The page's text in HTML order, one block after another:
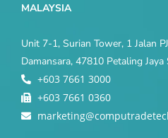
MALAYSIA
Unit 7-1, Surian Tower, 1 Jalan
Damansara, 47810 Petaling
+603 7661 3000
+603 7661 0360